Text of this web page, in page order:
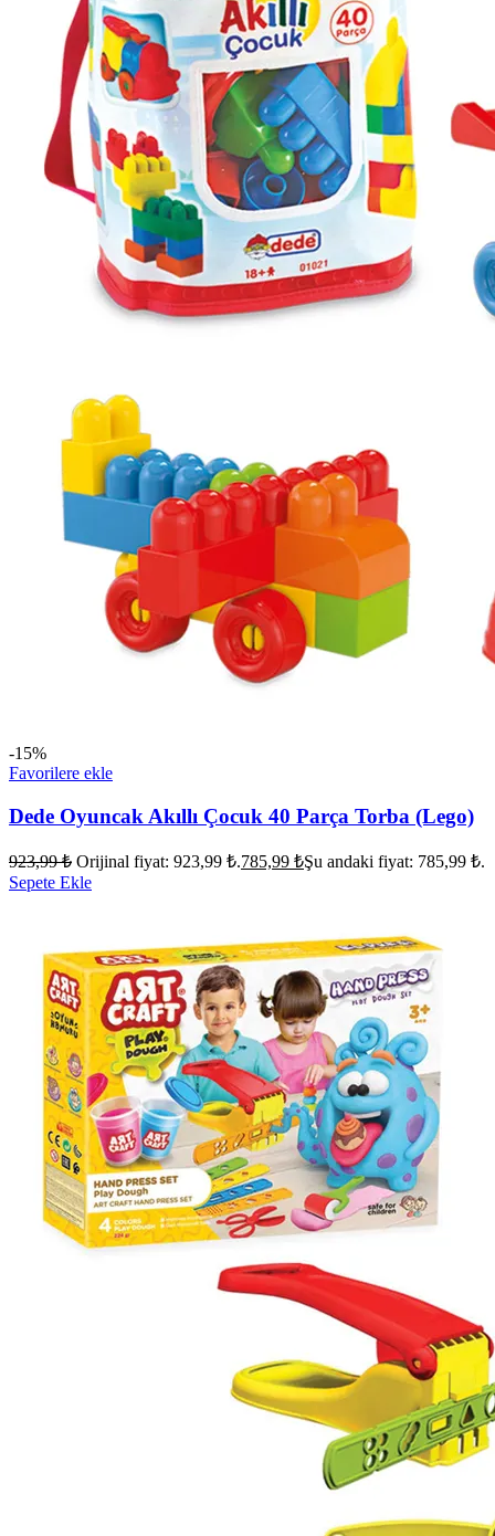
-15%
Favorilere ekle
Dede Oyuncak Akıllı Çocuk 40 Parça Torba (Lego)
923,99₺ Orijinal fiyat: 923,99 ₺.785,99 ₺Şu andaki fiyat: 785,99 ₺.
Sepete Ekle